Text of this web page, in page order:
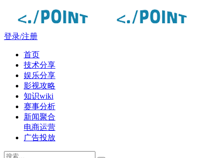
登录/注册
首页
技术分享
娱乐分享
影视攻略
知识wiki
赛事分析
新闻聚合
电商运营
广告投放